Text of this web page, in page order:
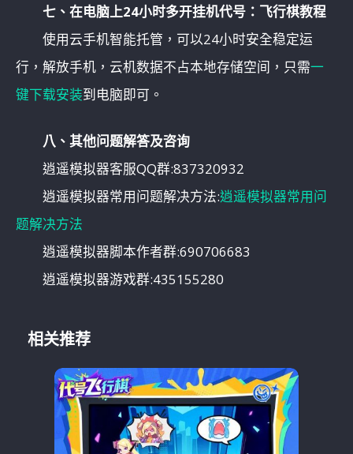
七、在电脑上24小时多开挂机代号：飞行棋教程
使用云手机智能托管，可以24小时安全稳定运
行，解放手机，云机数据不占本地存储空间，只需一
键下载安装到电脑即可。
八、其他问题解答及咨询
逍遥模拟器客服QQ群:837320932
逍遥模拟器常用问题解决方法:逍遥模拟器常用问
题解决方法
逍遥模拟器脚本作者群:690706683
逍遥模拟器游戏群:435155280
相关推荐